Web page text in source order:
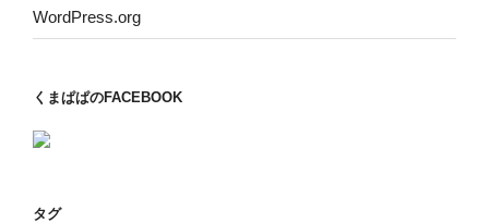
WordPress.org
くまぱぱのFACEBOOK
タグ